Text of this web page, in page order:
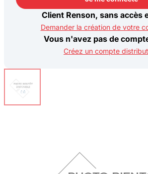
Je me connecte
Client Renson, sans accès
Demander la création de votre
Vous n'avez pas de
Créez un compte